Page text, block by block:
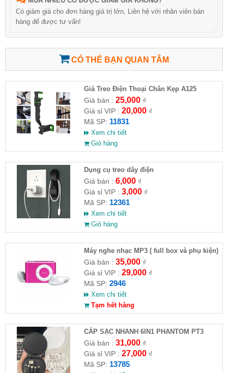
Có giảm giá cho đơn hàng giá trị lớn, Liên hệ với nhân viên bán
hàng để được tư vấn!
CÓ THỂ BẠN QUAN TÂM
Giá Treo Điện Thoại Chân Kẹp A125
Giá bán : 25,000₫
Giá sỉ VIP : 20,000₫
Mã SP: 11831
Xem chi tiết
Giỏ hàng
Dụng cụ treo dây điện
Giá bán : 6,000₫
Giá sỉ VIP : 3,000₫
Mã SP: 12361
Xem chi tiết
Giỏ hàng
Máy nghe nhạc MP3 ( full box và phụ kiện)
Giá bán : 35,000₫
Giá sỉ VIP : 29,000₫
Mã SP: 2946
Xem chi tiết
Tạm hết hàng
CÁP SẠC NHANH 6IN1 PHANTOM PT3
Giá bán : 31,000₫
Giá sỉ VIP : 27,000₫
Mã SP: 13785